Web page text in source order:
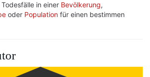
in einer Bevölkerung,
oder Population für einen bestimmen